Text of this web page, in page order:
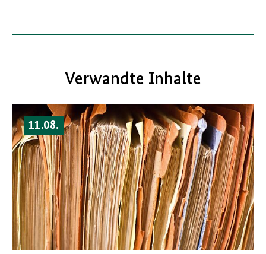
Verwandte Inhalte
11.08.